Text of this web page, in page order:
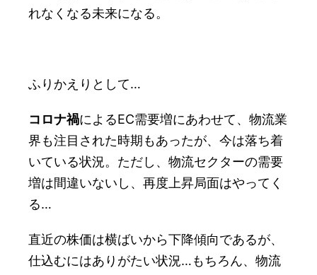
れなくなる未来になる。
ふりかえりとして…
コロナ禍によるEC需要増にあわせて、物流業
界も注目された時期もあったが、今は落ち着
いている状況。ただし、物流セクターの需要
増は間違いないし、再度上昇局面はやってく
る…
直近の株価は横ばいから下降傾向であるが、
仕込むにはありがたい状況…もちろん、物流